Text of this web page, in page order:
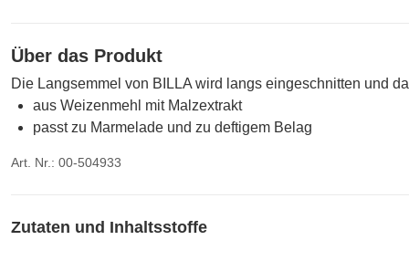
Über das Produkt
Die Langsemmel von BILLA wird langs eingeschnitten und
aus Weizenmehl mit Malzextrakt
passt zu Marmelade und zu deftigem Belag
Art. Nr.: 00-504933
Zutaten und Inhaltsstoffe